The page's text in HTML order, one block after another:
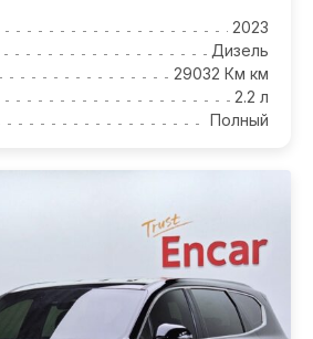
2023
Дизель
29032 Км км
2.2 л
Полный